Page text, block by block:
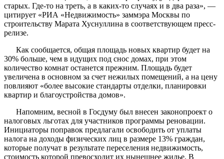
старых. Где-то на треть, а в каких-то случаях и в два раза», —
цитирует «РИА «Недвижимость» заммэра Москвы по
строительству Марата Хуснуллина в соответствующем пресс-
релизе.
Как сообщается, общая площадь новых квартир будет на
30% больше, чем в идущих под снос домах, при этом
количество комнат останется прежним. Площадь будет
увеличена в основном за счет нежилых помещений, а на цену
повлияют «более высокие стандарты отделки, планировки
квартир и благоустройства домов».
Напомним, весной в Госдуму был внесен законопроект о
налоговых льготах для участников программы реновации.
Инициаторы поправок предлагали освободить от уплаты
налога на доходы физических лиц в размере 13% граждан,
которые получат в результате переселения недвижимость,
стоимость которой превосходит их нынешнее жилье. В